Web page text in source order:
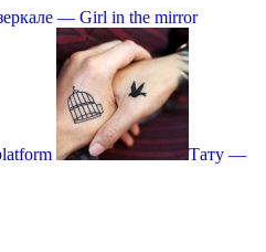
— Girl in the mirror
Тату —